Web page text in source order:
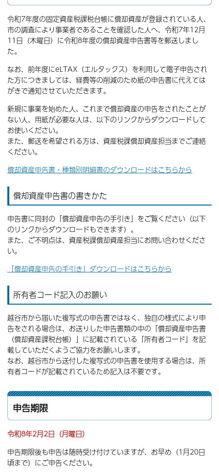
令和7年度の固定資産税課税台帳に償却資産が登録されている人、
市の調査により事業者であることを確認した人へ、令和7年12月
11日（木曜日）に令和8年度の償却資産申告書等を郵送しまし
た。
なお、前年度にeLTAX（エルタックス）を利用して電子申告され
た方につきましては、経費等の削減のため紙の申告書に代えては
がきで通知させていただきます。
新規に事業を始めた人、これまで償却資産の申告をされたことが
ない人、用紙が必要な人は、以下のリンクからダウンロードして
お使いください。
また、郵送を希望される方は、資産税課償却資産担当までご連絡
ください。
償却資産申告書・種類別明細書のダウンロードはこちらから
償却資産申告書の書きかた
申告書に同封の「償却資産申告の手引き」をご覧ください（以下
のリンクからダウンロードもできます）。
また、ご不明点は、資産税課償却資産担当にお問い合わせくださ
い。
「償却資産申告の手引き」ダウンロードはこちらから
所有者コード記入のお願い
越谷市から届いた複写式の申告書ではなく、独自の様式により申
告をされる場合は、お送りした申告書類の中の「償却資産申告書
（償却資産課税台帳）」に記載されている「所有者コード」を記
載していただくようご協力をお願いします。
なお、越谷市から送付した複写式の申告書を使用する場合は、所
有者コードが記載されているため記入は不要です。
申告期限
令和8年2月2日（月曜日）
申告期限後も申告は随時受け付けていますが、お早め（1月20日
頃まで）にご申告ください。